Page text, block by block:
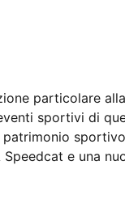
particolare
sportivi di
e una